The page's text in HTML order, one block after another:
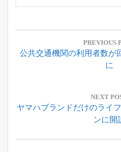
投
ナ
シ
ン
PREVIOUS
Previous
公共交通機関の利用者数が
に
NEXT
Next
ヤマハブランドだけのライ
ンに開